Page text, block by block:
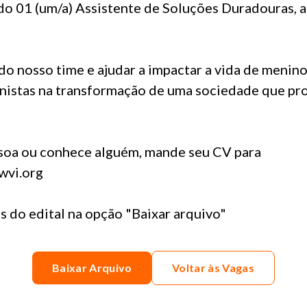
01 (um/a) Assistente de Soluções Duradouras, a
nosso time e ajudar a impactar a vida de
na transformação de uma sociedade que
ou conhece alguém, mande seu CV para
do edital na opção "Baixar arquivo"
Baixar Arquivo Voltar às Vagas